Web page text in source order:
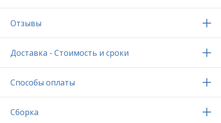
Отзывы
Доставка - Стоимость и сроки
Способы оплаты
Сборка